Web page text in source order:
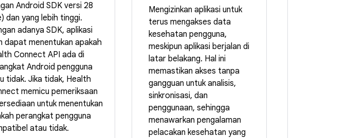
Android SDK versi 28
dan yang lebih tinggi.
adanya SDK, aplikasi
dapat menentukan apakah
Connect API ada di
Android pengguna
tidak. Jika tidak, Health
memicu pemeriksaan
untuk menentukan
perangkat pengguna
atau tidak.
Mengizinkan aplikasi untuk
terus mengakses data
kesehatan pengguna,
meskipun aplikasi berjalan di
latar belakang. Hal ini
memastikan akses tanpa
gangguan untuk analisis,
sinkronisasi, dan
penggunaan, sehingga
menawarkan pengalaman
pelacakan kesehatan yang